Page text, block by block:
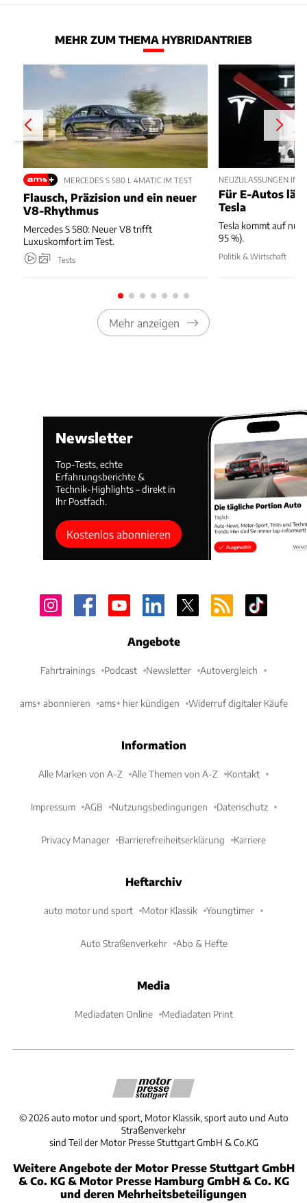
MEHR ZUM THEMA HYBRIDANTRIEB
MERCEDES S 580 L 4MATIC IM TEST
Flausch, Präzision und ein neuer
V8-Rhythmus
Mercedes S 580: Neuer V8 trifft
Luxuskomfort im Test.
Tests
NEUZULASSUNGEN IM
Für E-Autos
Tesla
Tesla kommt auf nur
95 %).
Politik & Wirtschaft
Mehr anzeigen
Newsletter
Top-Tests, echte
Erfahrungsberichte &
Technik-Highlights – direkt in
Ihr Postfach.
Kostenlos abonnieren
Angebote
Fahrtrainings Podcast Newsletter Autovergleich
ams+ abonnieren ams+ hier kündigen Widerruf digitaler Käufe
Information
Alle Marken von A-Z Alle Themen von A-Z Kontakt
Impressum AGB Nutzungsbedingungen Datenschutz
Privacy Manager Barrierefreiheitserklärung Karriere
Heftarchiv
auto motor und sport Motor Klassik Youngtimer
Auto Straßenverkehr Abo & Hefte
Media
Mediadaten Online Mediadaten Print
©2026 auto motor und sport, Motor Klassik, sport auto und Auto
Straßenverkehr
sind Teil der Motor Presse Stuttgart GmbH & Co.KG
Weitere Angebote der Motor Presse Stuttgart GmbH
& Co. KG & Motor Presse Hamburg GmbH & Co. KG
und deren Mehrheitsbeteiligungen